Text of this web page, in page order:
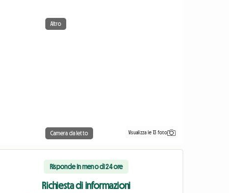
Altro
Camera da letto Visualizza le 13 foto
Risponde in meno di 24 ore
Richiesta di informazioni